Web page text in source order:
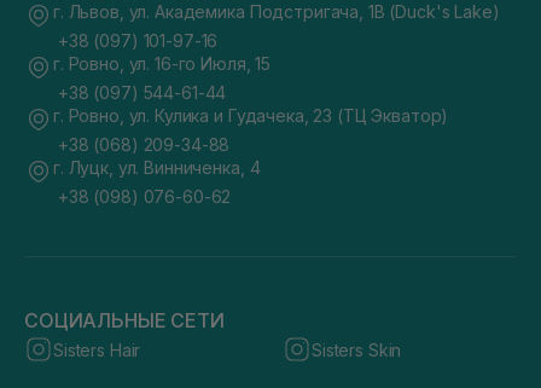
г. Львов, ул. Академика Подстригача, 1В (Duck's Lake)
+38 (097) 101-97-16
г. Ровно, ул. 16-го Июля, 15
+38 (097) 544-61-44
г. Ровно, ул. Кулика и Гудачека, 23 (ТЦ Экватор)
+38 (068) 209-34-88
г. Луцк, ул. Винниченка, 4
+38 (098) 076-60-62
СОЦИАЛЬНЫЕ СЕТИ
Sisters Hair Sisters Skin